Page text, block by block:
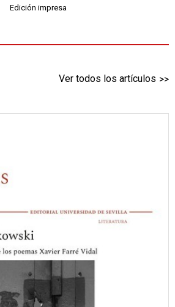
Edición impresa
Ver todos los artículos